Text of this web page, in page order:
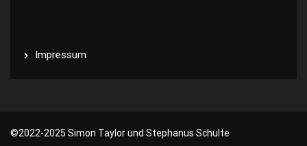
Impressum
©️2022-2025 Simon Taylor und Stephanus Schulte